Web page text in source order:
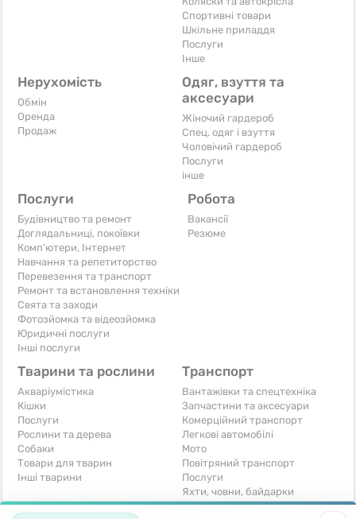
Спортивні товари
Шкільне приладдя
Послуги
Iнше
Нерухомість
Обмін
Оренда
Продаж
Одяг, взуття та
аксесуари
Жіночий гардероб
Спец. одяг і взуття
Чоловічий гардероб
Послуги
інше
Послуги
Будівництво та ремонт
Доглядальниці, покоївки
Комп'ютери, Інтернет
Навчання та репетиторство
Перевезення та транспорт
Ремонт та встановлення техніки
Свята та заходи
Фотозйомка та відеозйомка
Юридичні послуги
Інші послуги
Робота
Вакансії
Резюме
Тварини та рослини
Акваріумістика
Кішки
Послуги
Рослини та дерева
Собаки
Товари для тварин
Інші тварини
Транспорт
Вантажівки та спецтехніка
Запчастини та аксесуари
Комерційний транспорт
Легкові автомобілі
Мото
Повітряний транспорт
Послуги
Яхти, човни, байдарки
Інші транспортні засоби